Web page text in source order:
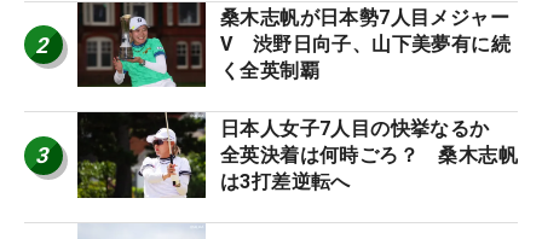
2
桑木志帆が日本勢7人目メジャー
V 渋野日向子、山下美夢有に続
く全英制覇
3
日本人女子7人目の快挙なるか
全英決着は何時ごろ？ 桑木志帆
は3打差逆転へ